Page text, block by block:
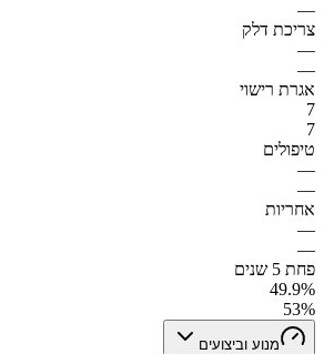
—
צריכת דלק
—
—
אגרת רישוי
7
7
טיפולים
—
—
אחריות
—
—
פחת 5 שנים
49.9%
53%
מנוע וביצועים